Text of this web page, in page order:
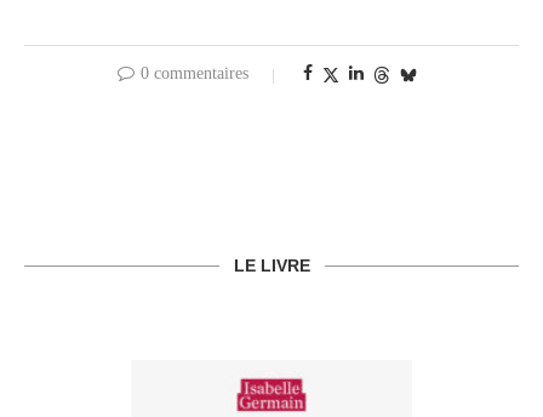
0 commentaires
LE LIVRE